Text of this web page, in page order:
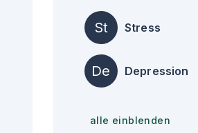
St Stress
De Depression
alle einblenden